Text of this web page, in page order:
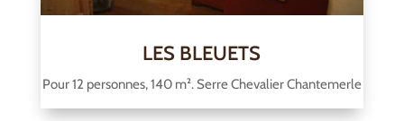
LES BLEUETS
Pour 12 personnes, 140 m². Serre Chevalier Chantemerle